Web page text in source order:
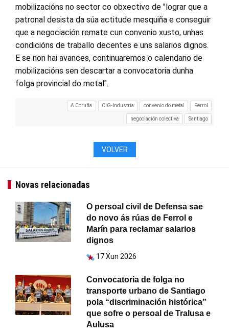
mobilizacións no sector co obxectivo de "lograr que a
patronal desista da súa actitude mesquiña e conseguir
que a negociación remate cun convenio xusto, unhas
condicións de traballo decentes e uns salarios dignos.
E se non hai avances, continuaremos o calendario de
mobilizacións sen descartar a convocatoria dunha
folga provincial do metal".
A Coruña CIG-Industria convenio do metal Ferrol
negociación colectiva Santiago
VOLVER
Novas relacionadas
O persoal civil de Defensa sae
do novo ás rúas de Ferrol e
Marín para reclamar salarios
dignos
17 Xun 2026
Convocatoria de folga no
transporte urbano de Santiago
pola “discriminación histórica”
que sofre o persoal de Tralusa e
Aulusa